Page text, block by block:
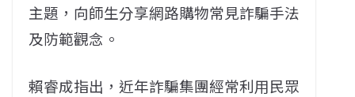
主題，向師生分享網路購物常見詐騙手法
及防範觀念。
賴睿成指出，近年詐騙集團經常利用民眾